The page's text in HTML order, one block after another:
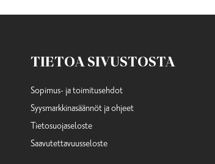
TIETOA SIVUSTOSTA
Sopimus- ja toimitusehdot
Syysmarkkinasäännöt ja ohjeet
Tietosuojaseloste
Saavutettavuusseloste